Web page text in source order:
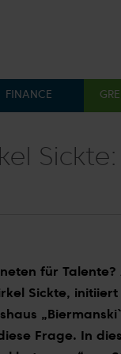
FINANCE
für
Sickte,
Frage. In